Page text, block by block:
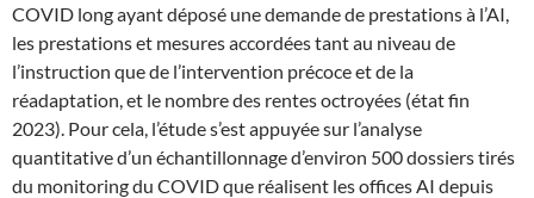
COVID long ayant déposé une demande de prestations à l’AI,
les prestations et mesures accordées tant au niveau de
l’instruction que de l’intervention précoce et de la
réadaptation, et le nombre des rentes octroyées (état fin
2023). Pour cela, l’étude s’est appuyée sur l’analyse
quantitative d’un échantillonnage d’environ 500 dossiers tirés
du monitoring du COVID que réalisent les offices AI depuis